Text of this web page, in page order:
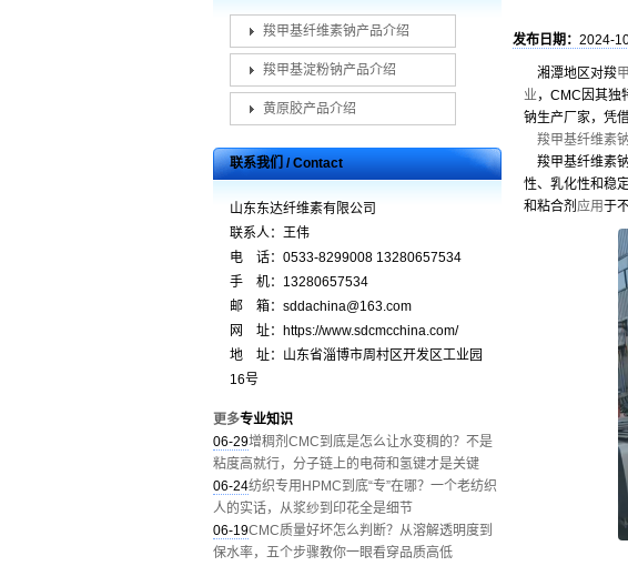
羧甲基纤维素钠产品介绍
羧甲基淀粉钠产品介绍
黄原胶产品介绍
联系我们 / Contact
山东东达纤维素有限公司
联系人：王伟
电 话：0533-8299008 13280657534
手 机：13280657534
邮 箱：sddachina@163.com
网 址：https://www.sdcmcchina.com/
地 址：山东省淄博市周村区开发区工业园
16号
更多专业知识
06-29增稠剂CMC到底是怎么让水变稠的？不是
粘度高就行，分子链上的电荷和氢键才是关键
06-24纺织专用HPMC到底“专”在哪？一个老纺织
人的实话，从浆纱到印花全是细节
06-19CMC质量好坏怎么判断？从溶解透明度到
保水率，五个步骤教你一眼看穿品质高低
发布日期： 2024-
湘潭地区对羧
业，CMC因其独
钠生产厂家，凭
羧甲基纤维素钠
羧甲基纤维素
性、乳化性和稳
和粘合剂 应用于